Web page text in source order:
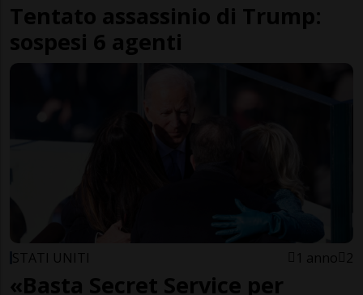
Tentato assassinio di Trump:
sospesi 6 agenti
STATI UNITI 1 anno 2
«Basta Secret Service per